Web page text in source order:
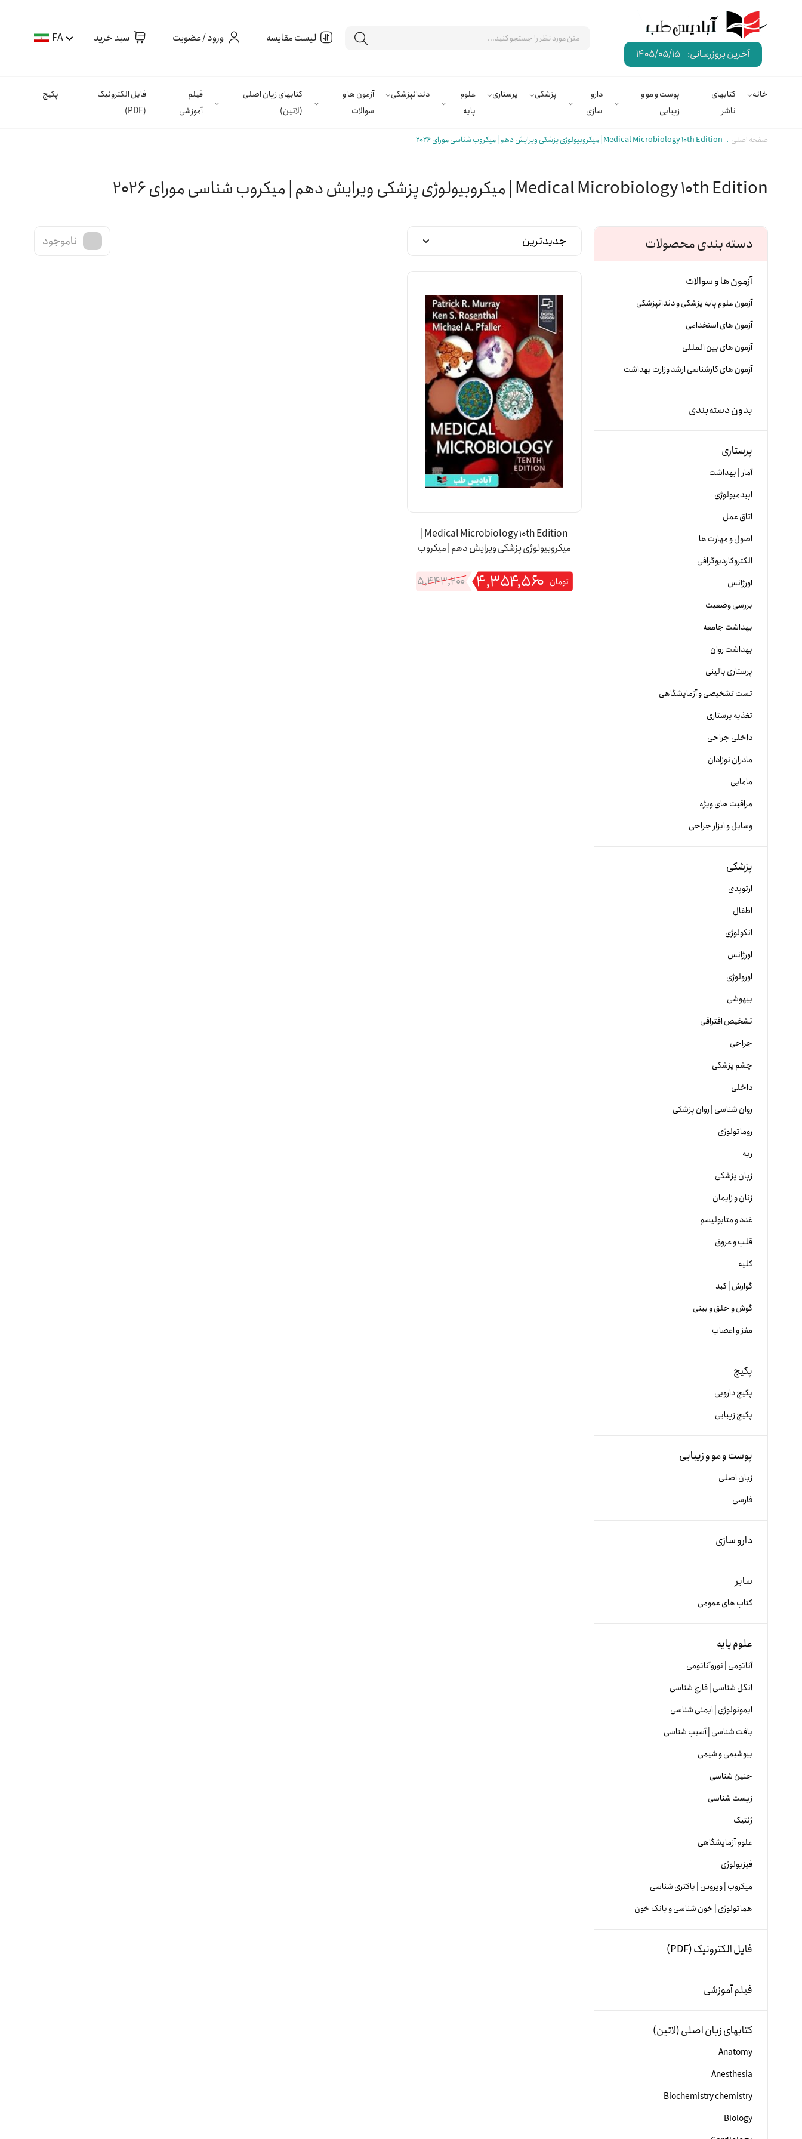
آخرین بروزرسانی: 1405/05/15
لیست مقایسه ورود / عضویت سبد خرید FA
خانه
کتابهای
ناشر
پوست و مو و
زیبایی
دارو
سازی
پزشکی پرستاری
علوم
پایه
دندانپزشکی
آزمون ها و
سوالات
کتابهای زبان اصلی
(لاتین)
فیلم
آموزشی
فایل الکترونیک
(PDF)
پکیج
صفحه اصلی Medical Microbiology 10th Edition | میکروبیولوژی پزشکی ویرایش دهم | میکروب شناسی مورای 2026
Medical Microbiology 10th Edition | میکروبیولوژی پزشکی ویرایش دهم | میکروب شناسی مورای 2026
دسته بندی محصولات
آزمون ها و سوالات
آزمون علوم پایه پزشکی و دندانپزشکی
آزمون های استخدامی
آزمون های بین المللی
آزمون های کارشناسی ارشد وزارت بهداشت
بدون دسته‌بندی
پرستاری
آمار | بهداشت
اپیدمیولوژی
اتاق عمل
اصول و مهارت ها
الکتروکاردیوگرافی
اورژانس
بررسی وضعیت
بهداشت جامعه
بهداشت روان
پرستاری بالینی
تست تشخیصی و آزمایشگاهی
تغذیه پرستاری
داخلی جراحی
مادران نوزادان
مامایی
مراقبت های ویژه
وسایل و ابزار جراحی
پزشکی
ارتوپدی
اطفال
انکولوژی
اورژانس
اورولوژی
بیهوشی
تشخیص افتراقی
جراحی
چشم پزشکی
داخلی
روان شناسی | روان پزشکی
روماتولوژی
ریه
زبان پزشکی
زنان و زایمان
غدد و متابولیسم
قلب و عروق
کلیه
گوارش | کبد
گوش و حلق و بینی
مغز و اعصاب
پکیج
پکیج دارویی
پکیج زیبایی
پوست و مو و زیبایی
زبان اصلی
فارسی
دارو سازی
سایر
کتاب های عمومی
علوم پایه
آناتومی | نوروآناتومی
انگل شناسی | قارچ شناسی
ایمونولوژی | ایمنی شناسی
بافت شناسی | آسیب شناسی
بیوشیمی و شیمی
جنین شناسی
زیست شناسی
ژنتیک
علوم آزمایشگاهی
فیزیولوژی
میکروب | ویروس | باکتری شناسی
هماتولوژی | خون شناسی و بانک خون
فایل الکترونیک (PDF)
فیلم آموزشی
کتابهای زبان اصلی (لاتین)
Anatomy
Anesthesia
Biochemistry chemistry
Biology
ناموجود
میکروبیولوژی پزشکی ویرایش دهم | میکروب
۵,۴۴۳,۲۰۰ ۴,۳۵۴,۵۶۰ تومان